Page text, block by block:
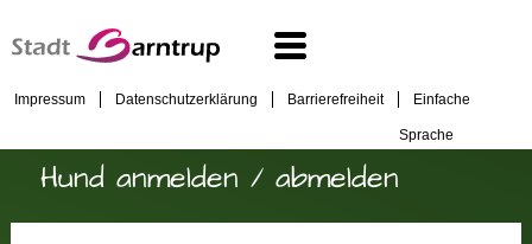
Impressum Datenschutzerklärung Barrierefreiheit Einfache
Sprache
Hund anmelden / abmelden